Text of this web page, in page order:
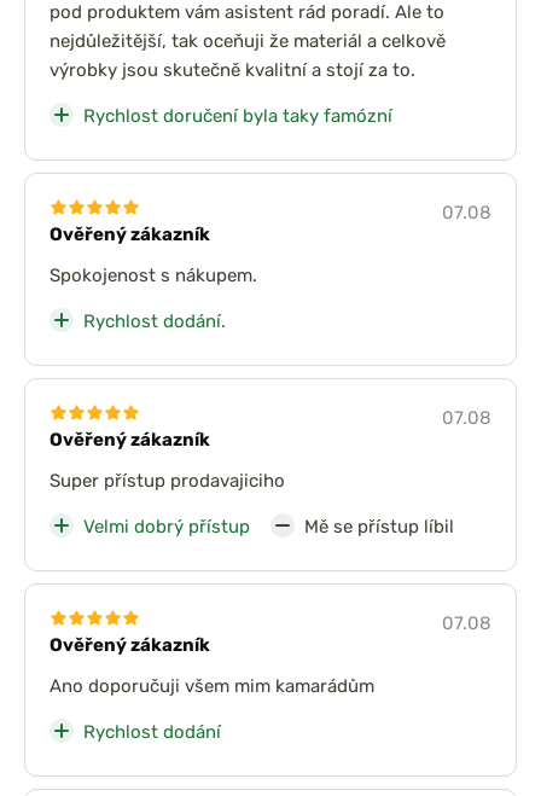
pod produktem vám asistent rád poradí. Ale to
nejdůležitější, tak oceňuji že materiál a celkově
výrobky jsou skutečně kvalitní a stojí za to.
Rychlost doručení byla taky famózní
Ověřený zákazník
07.08
Spokojenost s nákupem.
Rychlost dodání.
Ověřený zákazník
07.08
Super přístup prodavajiciho
Velmi dobrý přístup Mě se přístup líbil
Ověřený zákazník
07.08
Ano doporučuji všem mim kamarádům
Rychlost dodání